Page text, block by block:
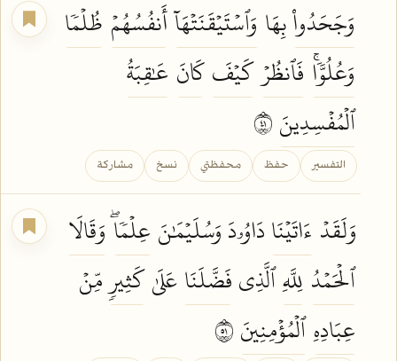
وَجَحَدُواْبِهَا وَٱسۡتَيۡقَنَتۡهَآأَنفُسُهُمۡ ظُلۡمٗا
وَعُلُوّٗاۚ فَٱنظُرۡكَيۡفَ كَانَ عَٰقِبَةُ
ٱلۡمُفۡسِدِينَ
التفسير حفظ محفظتي نسخ مشاركة
وَلَقَدۡ ءَاتَيۡنَادَاوُۥدَ وَسُلَيۡمَٰنَعِلۡمٗاۖ وَقَالَا
ٱلۡحَمۡدُ لِلَّهِٱلَّذِيفَضَّلَنَاعَلَىٰكَثِيرٖمِّنۡ
عِبَادِهِٱلۡمُؤۡمِنِينَ